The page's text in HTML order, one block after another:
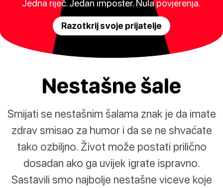
Jedna riječ. Jedan imposter. Nula povjerenja.
Razotkrij svoje prijatelje
Nestašne šale
Smijati se nestašnim šalama znak je da imate
zdrav smisao za humor i da se ne shvaćate
tako ozbiljno. Život može postati prilično
dosadan ako ga uvijek igrate ispravno.
Sastavili smo najbolje nestašne viceve koje